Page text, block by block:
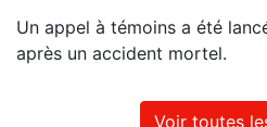
Un appel à témoins a été
après un accident mortel.
Voir toutes